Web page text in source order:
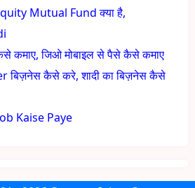
Mutual Fund क्या है,
कमाए, जिओ मोबाइल से पैसे कैसे कमाए
बिज़नेस कैसे करे, शादी का बिज़नेस कैसे
Kaise Paye